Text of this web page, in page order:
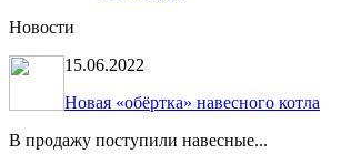
Новости
15.06.2022
Новая «обёртка» навесного котла
В продажу поступили навесные...